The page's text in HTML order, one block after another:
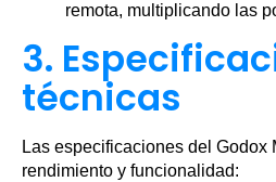
remota, multiplicando las
3.
técnicas
Las especificaciones del Godox
rendimiento y funcionalidad: